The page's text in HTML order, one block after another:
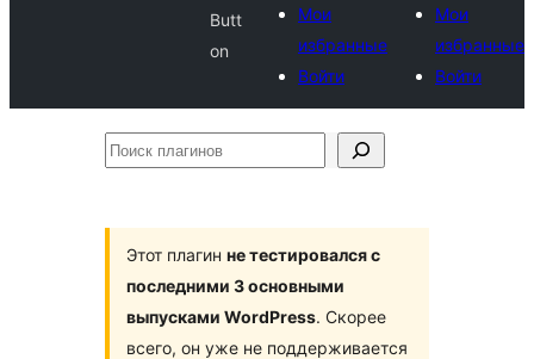
Butt
on
Мои
избранные
Войти
Мои
избранные
Войти
Поиск
Этот плагин не тестировался с
последними 3 основными
выпусками WordPress. Скорее
всего, он уже не поддерживается